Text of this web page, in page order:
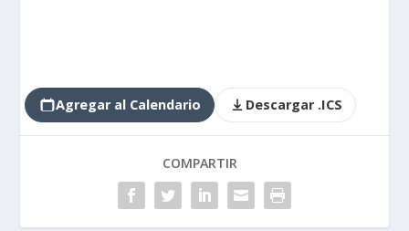
Agregar al Calendario Descargar .ICS
COMPARTIR